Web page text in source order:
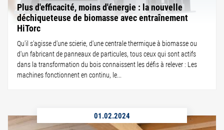
Plus d'efficacité, moins d'énergie : la nouvelle
déchiqueteuse de biomasse avec entraînement
HiTorc
Qu'il s'agisse d'une scierie, d'une centrale thermique à biomasse ou
d'un fabricant de panneaux de particules, tous ceux qui sont actifs
dans la transformation du bois connaissent les défis à relever : Les
machines fonctionnent en continu, le...
01.02.2024